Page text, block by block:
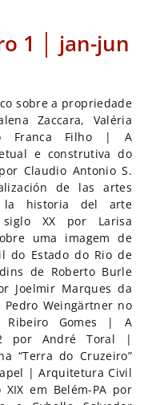
1 │ jan-jun
sobre a propriedade
Zaccara, Valéria
Franca Filho | A
e construtiva do
Claudio Antonio S.
de las artes
la historia del arte
XX por Larisa
uma imagem de
do Estado do Rio de
de Roberto Burle
Joelmir Marques da
Weingärtner no
Ribeiro Gomes | A
por André Toral |
“Terra do Cruzeiro”
| Arquitetura Civil
em Belém-PA por